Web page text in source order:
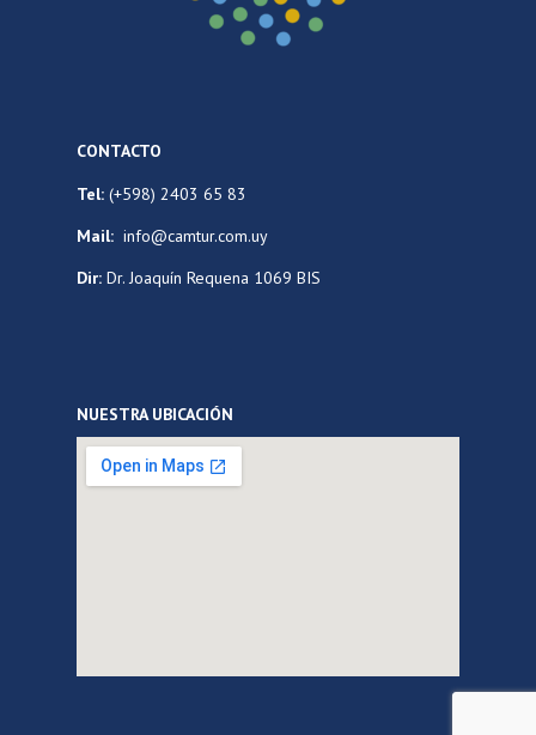
CONTACTO
Tel: (+598) 2403 65 83
Mail: info@camtur.com.uy
Dir: Dr. Joaquín Requena 1069 BIS
NUESTRA UBICACIÓN